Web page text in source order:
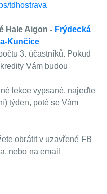
tdhostrava
Hale Aigon - Frýdecká
Kunčice
3. účastníků. Pokud
Vám budou
lekce vypsané, najeďte
týden, poté se Vám
obrátit v uzavřené FB
nebo na email